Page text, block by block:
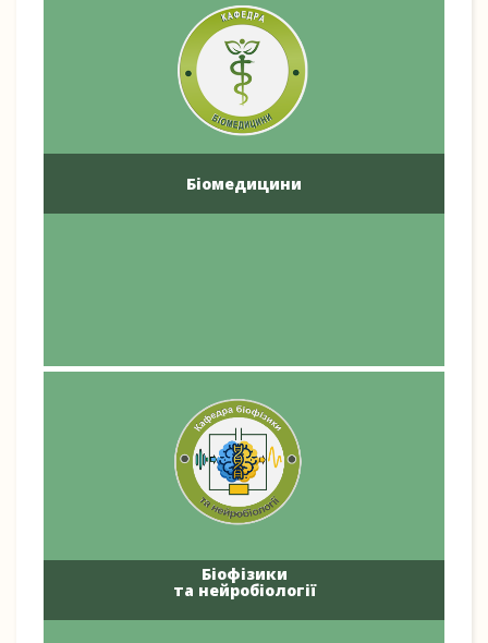
Біомедицини
Біофізики
та нейробіології